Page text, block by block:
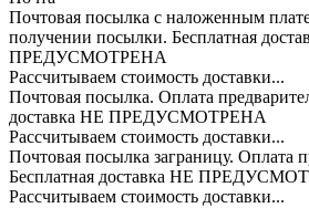
Почтовая посылка с наложенным
получении посылки. Бесплатная
ПРЕДУСМОТРЕНА
Рассчитываем стоимость доставки...
Почтовая посылка. Оплата
доставка НЕ ПРЕДУСМОТРЕНА
Рассчитываем стоимость доставки...
Почтовая посылка заграницу. Оплата
Бесплатная доставка НЕ
Рассчитываем стоимость доставки...